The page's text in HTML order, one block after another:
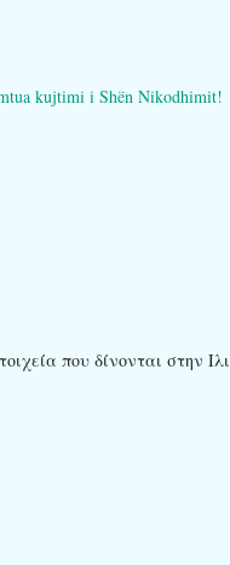
kujtimi i Shën Nikodhimit!
που δίνονται στην